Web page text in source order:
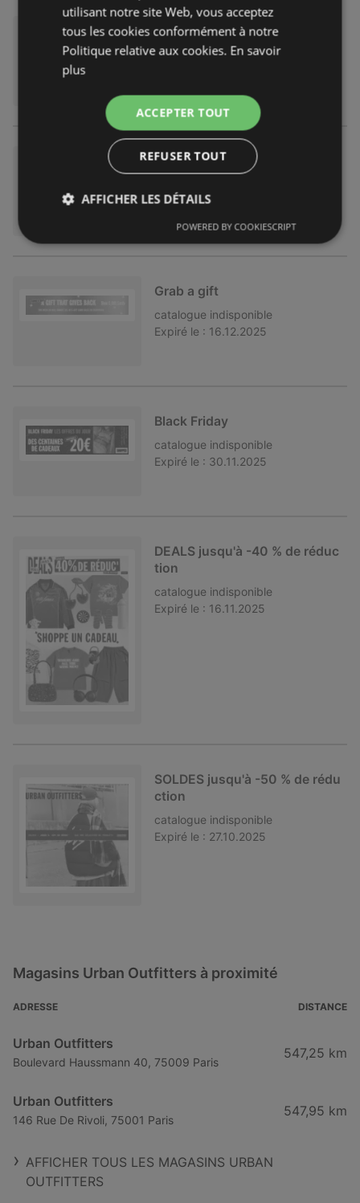
SOLDES jusqu'à -50 %
catalogue indisponible
SOLDES jusqu'à -50 %
Expiré le : 03.02.2026
Grab a gift
catalogue indisponible
Expiré le : 16.12.2025
Black Friday
catalogue indisponible
Expiré le : 30.11.2025
DEALS jusqu'à -40 % de réduc
tion
catalogue indisponible
Expiré le : 16.11.2025
SOLDES jusqu'à -50 % de rédu
ction
catalogue indisponible
Expiré le : 27.10.2025
Magasins Urban Outfitters à proximité
ADRESSE DISTANCE
Urban Outfitters
Boulevard Haussmann 40, 75009 Paris
547,25 km
Urban Outfitters
146 Rue De Rivoli, 75001 Paris
547,95 km
AFFICHER TOUS LES MAGASINS URBAN
OUTFITTERS
utilisant notre site Web, vous acceptez
tous les cookies conformément à notre
Politique relative aux cookies. En savoir
plus
ACCEPTER TOUT
REFUSER TOUT
AFFICHER LES DÉTAILS
POWERED BY COOKIESCRIPT